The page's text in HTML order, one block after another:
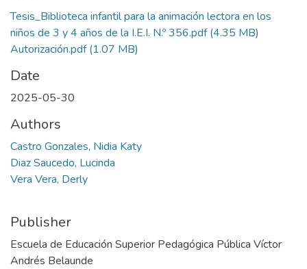
Tesis_Biblioteca infantil para la animación lectora en los
niños de 3 y 4 años de la I.E.I. N.º 356.pdf(4.35 MB)
Autorización.pdf(1.07 MB)
Date
2025-05-30
Authors
Castro Gonzales, Nidia Katy
Diaz Saucedo, Lucinda
Vera Vera, Derly
Publisher
Escuela de Educación Superior Pedagógica Pública Víctor
Andrés Belaunde